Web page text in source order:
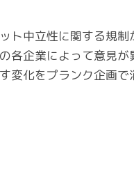
ト中立性に関する規制
各企業によって意見が
変化をプランク企画